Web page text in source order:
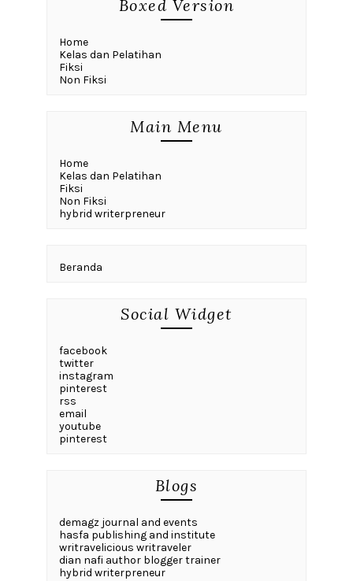
Boxed Version
Home
Kelas dan Pelatihan
Fiksi
Non Fiksi
Main Menu
Home
Kelas dan Pelatihan
Fiksi
Non Fiksi
hybrid writerpreneur
Beranda
Social Widget
facebook
twitter
instagram
pinterest
rss
email
youtube
pinterest
Blogs
demagz journal and events
hasfa publishing and institute
writravelicious writraveler
dian nafi author blogger trainer
hybrid writerpreneur